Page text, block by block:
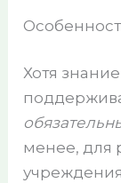
Хотя
менее, для